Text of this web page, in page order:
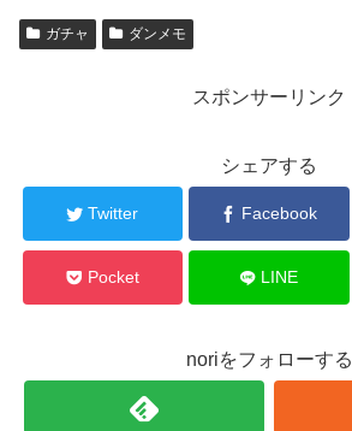
ガチャ ダンメモ
スポンサーリンク
シェアする
Twitter Facebook
Pocket LINE
noriをフォローする